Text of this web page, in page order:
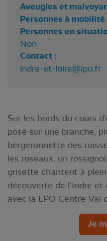
Aveugles et
Personnes à
Personnes en
Non
Contact :
indre-et-loire@lpo.fr
Sur les bords du cours
posé sur une branche,
bergeronnette des
les roseaux, un
grisette chantent à
découverte de l'Indre et
avec la LPO Centre-Val
Je